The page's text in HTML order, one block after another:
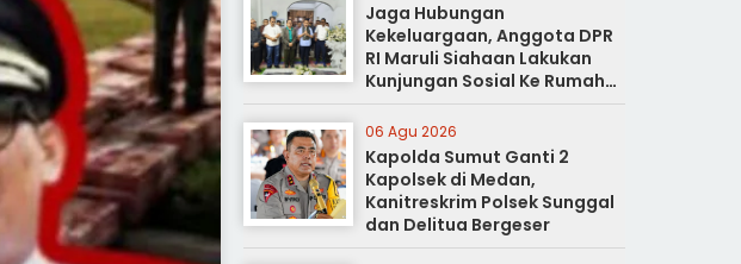
Jaga Hubungan
Kekeluargaan, Anggota DPR
RI Maruli Siahaan Lakukan
Kunjungan Sosial Ke Rumah
Duka
06 Agu 2026
Kapolda Sumut Ganti 2
Kapolsek di Medan,
Kanitreskrim Polsek Sunggal
dan Delitua Bergeser